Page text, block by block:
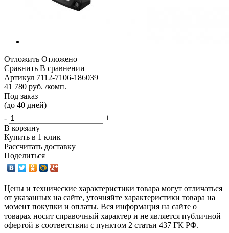
Отложить Отложено
Сравнить В сравнении
Артикул 7112-7106-186039
41 780 руб. /комп.
Под заказ
(до 40 дней)
-
+
В корзину
Купить в 1 клик
Рассчитать доставку
Поделиться
Цены и технические характеристики товара могут отличаться
от указанных на сайте, уточняйте характеристики товара на
момент покупки и оплаты. Вся информация на сайте о
товарах носит справочный характер и не является публичной
офертой в соответствии с пунктом 2 статьи 437 ГК РФ.